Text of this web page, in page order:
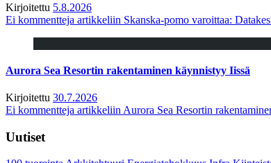
Kirjoitettu 5.8.2026
Ei kommentteja artikkeliin Skanska-pomo varoittaa:
Aurora Sea Resortin rakentaminen käynnistyy Iissä
Kirjoitettu 30.7.2026
Ei kommentteja artikkeliin Aurora Sea Resortin
Uutiset